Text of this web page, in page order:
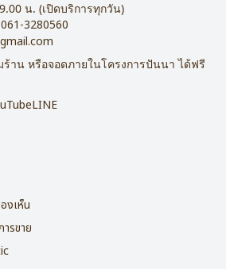
น. (เปิดบริการทุกวัน)
061-3280560
าน หรือจอดภายในโครงการปันนา ได้ฟรี
LINE
งเห็น
รขาย